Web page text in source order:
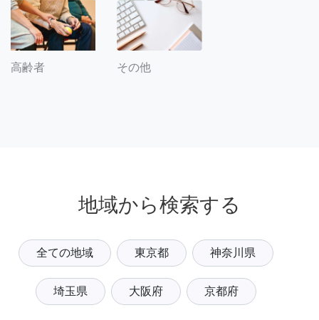
高齢者 その他
地域から検索する
全ての地域 東京都 神奈川県
埼玉県 大阪府 京都府